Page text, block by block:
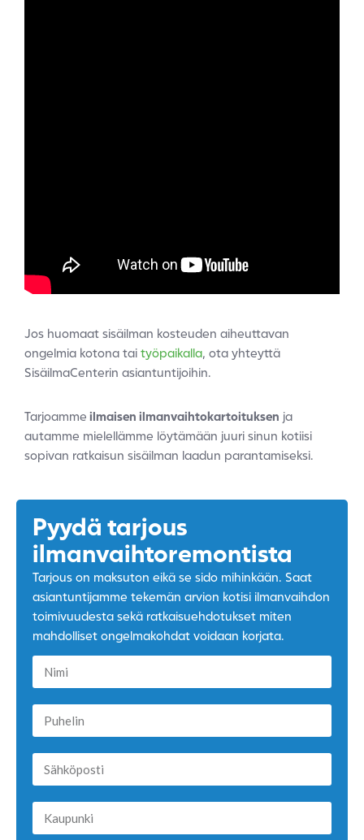
Jos huomaat sisäilman kosteuden aiheuttavan
ongelmia kotona tai työpaikalla, ota yhteyttä
SisäilmaCenterin asiantuntijoihin.
Tarjoamme ilmaisen ilmanvaihtokartoituksen ja
autamme mielellämme löytämään juuri sinun kotiisi
sopivan ratkaisun sisäilman laadun parantamiseksi.
Pyydä tarjous
ilmanvaihtoremontista
Tarjous on maksuton eikä se sido mihinkään. Saat
asiantuntijamme tekemän arvion kotisi ilmanvaihdon
toimivuudesta sekä ratkaisuehdotukset miten
mahdolliset ongelmakohdat voidaan korjata.